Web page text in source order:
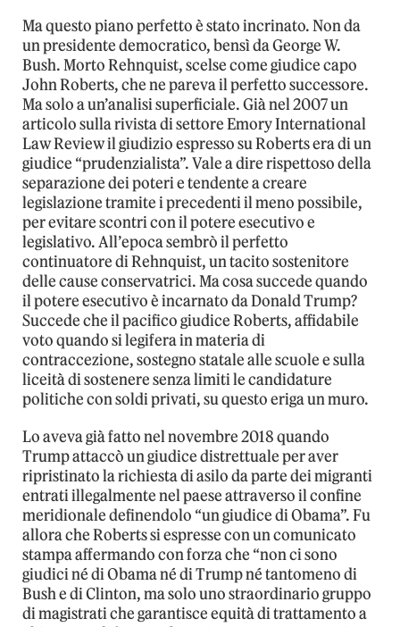
Ma questo piano perfetto è stato incrinato. Non da
un presidente democratico, bensì da George W.
Bush. Morto Rehnquist, scelse come giudice capo
John Roberts, che ne pareva il perfetto successore.
Ma solo a un’analisi superficiale. Già nel 2007 un
articolo sulla rivista di settore Emory International
Law Review il giudizio espresso su Roberts era di un
giudice “prudenzialista”. Vale a dire rispettoso della
separazione dei poteri e tendente a creare
legislazione tramite i precedenti il meno possibile,
per evitare scontri con il potere esecutivo e
legislativo. All’epoca sembrò il perfetto
continuatore di Rehnquist, un tacito sostenitore
delle cause conservatrici. Ma cosa succede quando
il potere esecutivo è incarnato da Donald Trump?
Succede che il pacifico giudice Roberts, affidabile
voto quando si legifera in materia di
contraccezione, sostegno statale alle scuole e sulla
liceità di sostenere senza limiti le candidature
politiche con soldi privati, su questo eriga un muro.
Lo aveva già fatto nel novembre 2018 quando
Trump attaccò un giudice distrettuale per aver
ripristinato la richiesta di asilo da parte dei migranti
entrati illegalmente nel paese attraverso il confine
meridionale definendolo “un giudice di Obama”. Fu
allora che Roberts si espresse con un comunicato
stampa affermando con forza che “non ci sono
giudici né di Obama né di Trump né tantomeno di
Bush e di Clinton, ma solo uno straordinario gruppo
di magistrati che garantisce equità di trattamento a